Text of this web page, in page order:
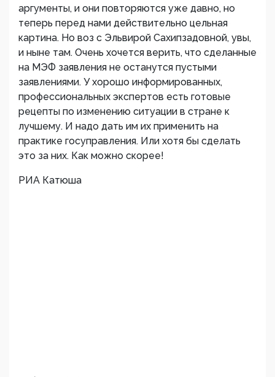
аргументы, и они повторяются уже давно, но
теперь перед нами действительно цельная
картина. Но воз с Эльвирой Сахипзадовной, увы,
и ныне там. Очень хочется верить, что сделанные
на МЭФ заявления не останутся пустыми
заявлениями. У хорошо информированных,
профессиональных экспертов есть готовые
рецепты по изменению ситуации в стране к
лучшему. И надо дать им их применить на
практике госуправления. Или хотя бы сделать
это за них. Как можно скорее!
РИА Катюша